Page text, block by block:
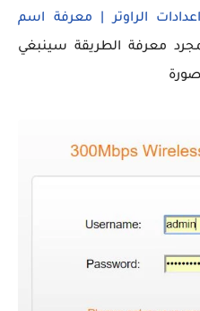
الراوتر | معرفة اسم
معرفة الطريقة سينبغي